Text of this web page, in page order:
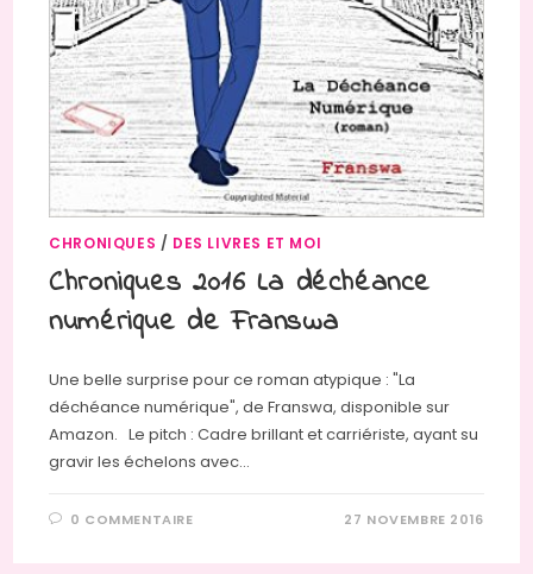
CHRONIQUES / DES LIVRES ET MOI
Chroniques 2016 La déchéance
numérique de Franswa
Une belle surprise pour ce roman atypique : "La
déchéance numérique", de Franswa, disponible sur
Amazon. Le pitch : Cadre brillant et carriériste, ayant su
gravir les échelons avec…
0 COMMENTAIRE 27 NOVEMBRE 2016